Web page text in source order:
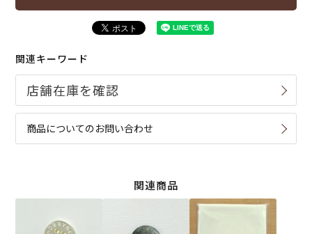
関連キーワード
商品についてのお問い合わせ
関連商品